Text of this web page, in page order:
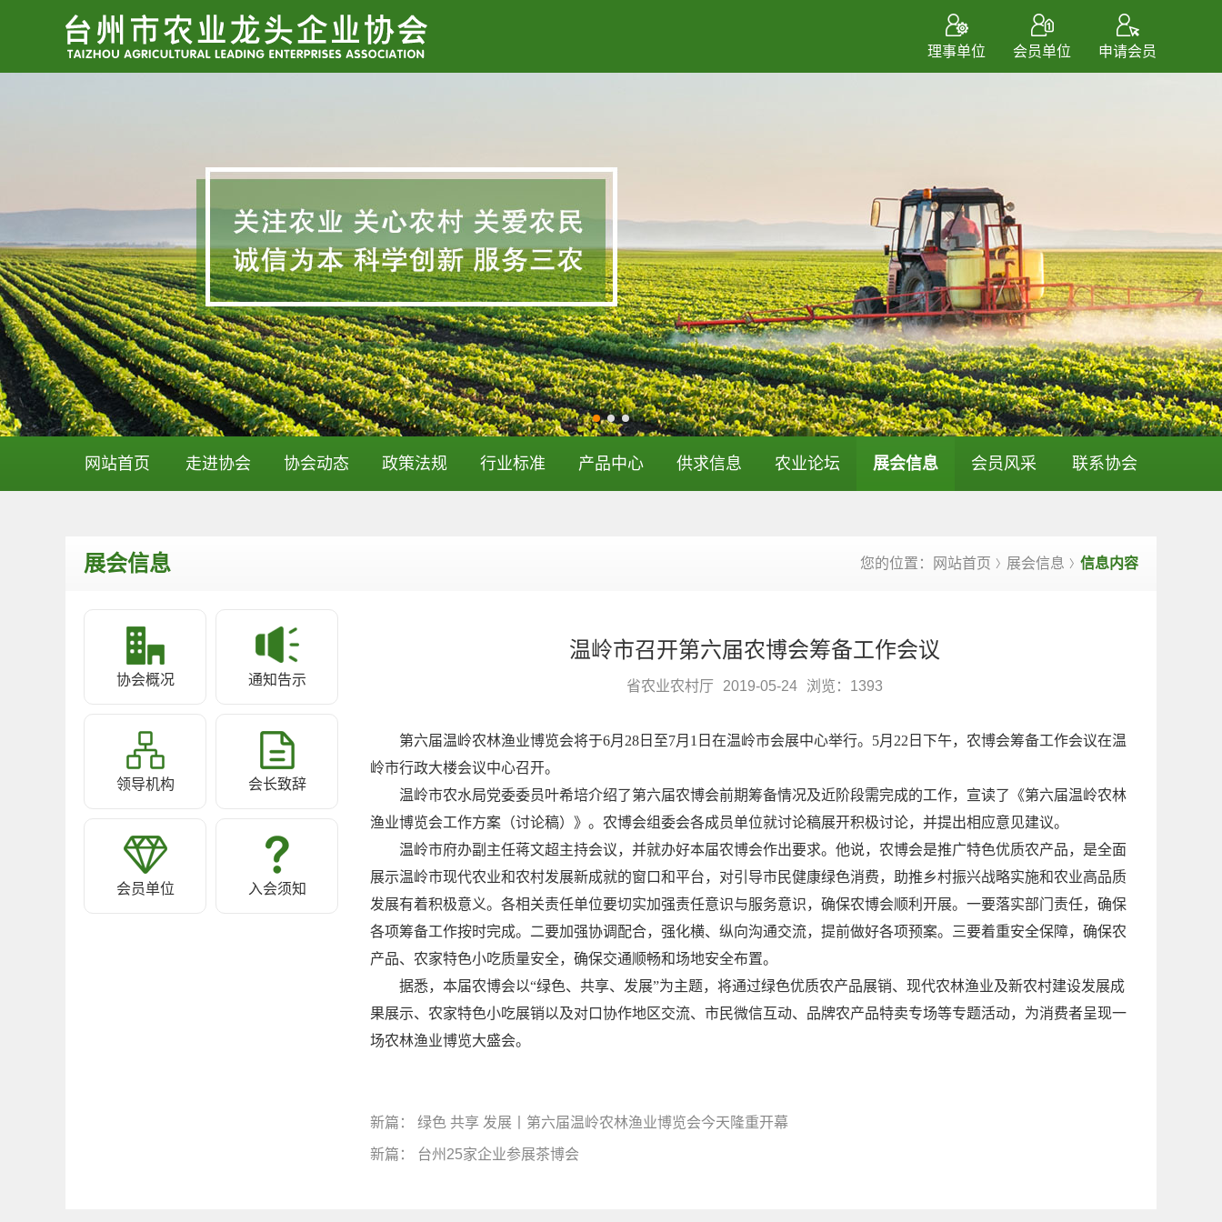
理事单位 会员单位 申请会员
网站首页 走进协会 协会动态 政策法规 行业标准 产品中心 供求信息 农业论坛 展会信息 会员风采 联系协会
展会信息 您的位置：网站首页 〉 展会信息 〉 信息内容
协会概况 通知告示
领导机构 会长致辞
会员单位 入会须知
温岭市召开第六届农博会筹备工作会议
省农业农村厅 2019-05-24 浏览： 1393
第六届温岭农林渔业博览会将于6月28日至7月1日在温岭市会展中心举行。5月22日下午，农博会筹备工作会议在温
岭市行政大楼会议中心召开。
温岭市农水局党委委员叶希培介绍了第六届农博会前期筹备情况及近阶段需完成的工作，宣读了《第六届温岭农林
渔业博览会工作方案（讨论稿）》。农博会组委会各成员单位就讨论稿展开积极讨论，并提出相应意见建议。
温岭市府办副主任蒋文超主持会议，并就办好本届农博会作出要求。他说，农博会是推广特色优质农产品，是全面
展示温岭市现代农业和农村发展新成就的窗口和平台，对引导市民健康绿色消费，助推乡村振兴战略实施和农业高品质
发展有着积极意义。各相关责任单位要切实加强责任意识与服务意识，确保农博会顺利开展。一要落实部门责任，确保
各项筹备工作按时完成。二要加强协调配合，强化横、纵向沟通交流，提前做好各项预案。三要着重安全保障，确保农
产品、农家特色小吃质量安全，确保交通顺畅和场地安全布置。
据悉，本届农博会以“绿色、共享、发展”为主题，将通过绿色优质农产品展销、现代农林渔业及新农村建设发展成
果展示、农家特色小吃展销以及对口协作地区交流、市民微信互动、品牌农产品特卖专场等专题活动，为消费者呈现一
场农林渔业博览大盛会。
新篇： 绿色 共享 发展丨第六届温岭农林渔业博览会今天隆重开幕
新篇： 台州25家企业参展茶博会